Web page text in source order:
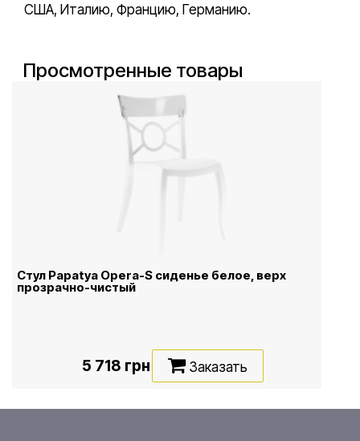
США, Италию, Францию, Германию.
Просмотренные товары
Стул Papatya Opera-S сиденье белое, верх
прозрачно-чистый
5 718 грн Заказать